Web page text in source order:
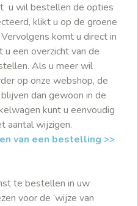
u wil bestellen de opties
klikt u op de groene
komt u direct in
een overzicht van de
Als u meer wil
op onze webshop, de
dan gewoon in de
kunt u eenvoudig
aantal wijzigen.
van een bestelling >>
te bestellen in uw
voor de ‘wijze van